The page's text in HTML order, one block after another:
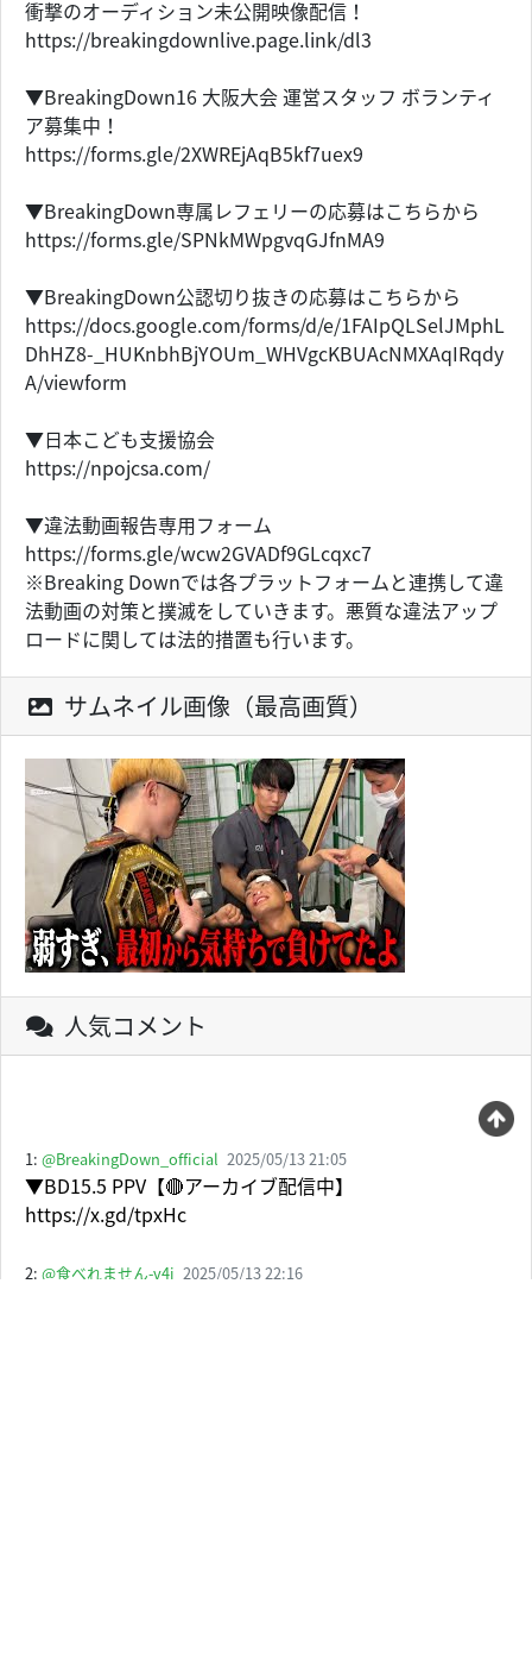
衝撃のオーディション未公開映像配信！
https://breakingdownlive.page.link/dl3
▼BreakingDown16 大阪大会 運営スタッフ ボランティ
ア募集中！
https://forms.gle/2XWREjAqB5kf7uex9
▼BreakingDown専属レフェリーの応募はこちらから
https://forms.gle/SPNkMWpgvqGJfnMA9
▼BreakingDown公認切り抜きの応募はこちらから
https://docs.google.com/forms/d/e/1FAIpQLSelJMphL
DhHZ8-_HUKnbhBjYOUm_WHVgcKBUAcNMXAqIRqdy
A/viewform
▼日本こども支援協会
https://npojcsa.com/
▼違法動画報告専用フォーム
https://forms.gle/wcw2GVADf9GLcqxc7
※Breaking Downでは各プラットフォームと連携して違
法動画の対策と撲滅をしていきます。悪質な違法アップ
ロードに関しては法的措置も行います。
サムネイル画像（最高画質）
人気コメント
1: @BreakingDown_official 2025/05/13 21:05
▼BD15.5 PPV【🔴アーカイブ配信中】
https://x.gd/tpxHc
2: @食べれません-v4i 2025/05/13 22:16